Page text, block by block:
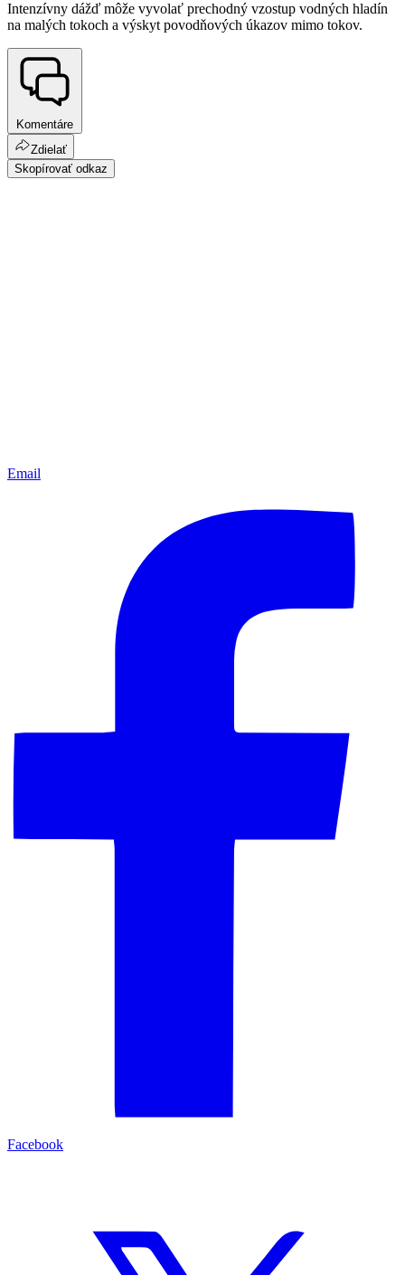
Intenzívny dážď môže vyvolať prechodný vzostup vodných hladín
na malých tokoch a výskyt povodňových úkazov mimo tokov.
Komentáre
Zdielať
Skopírovať odkaz
Email
Facebook